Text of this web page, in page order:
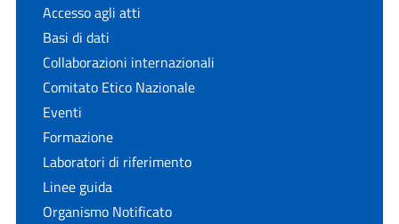
Accesso agli atti
Basi di dati
Collaborazioni internazionali
Comitato Etico Nazionale
Eventi
Formazione
Laboratori di riferimento
Linee guida
Organismo Notificato